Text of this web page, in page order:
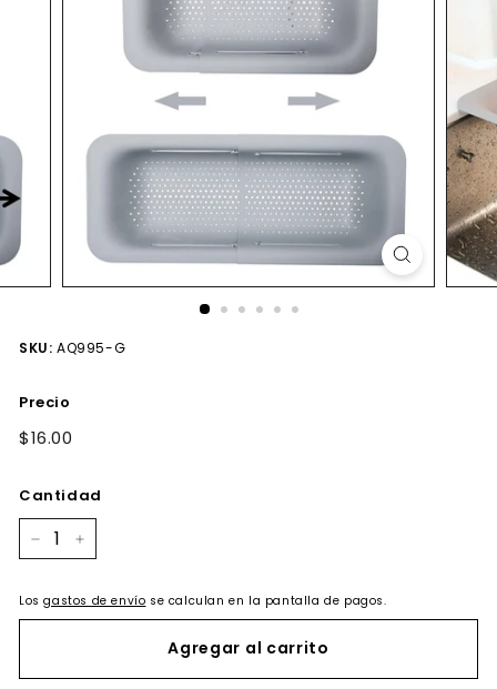
SKU: AQ995-G
Precio
Precio
$16.00
Cantidad
Losgastos de envío se calculan en la pantalla de pagos.
Agregar al carrito